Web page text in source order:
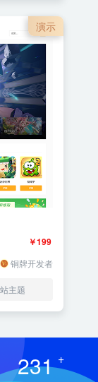
演示
￥199
铜牌开发者
主题
231 +